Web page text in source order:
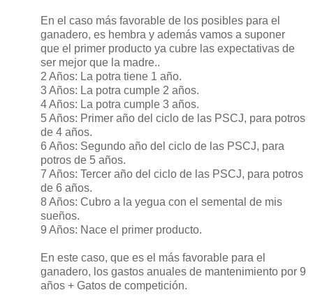
En el caso más favorable de los posibles para el
ganadero, es hembra y además vamos a suponer
que el primer producto ya cubre las expectativas de
ser mejor que la madre..
2 Años: La potra tiene 1 año.
3 Años: La potra cumple 2 años.
4 Años: La potra cumple 3 años.
5 Años: Primer año del ciclo de las PSCJ, para potros
de 4 años.
6 Años: Segundo año del ciclo de las PSCJ, para
potros de 5 años.
7 Años: Tercer año del ciclo de las PSCJ, para potros
de 6 años.
8 Años: Cubro a la yegua con el semental de mis
sueños.
9 Años: Nace el primer producto.
En este caso, que es el más favorable para el
ganadero, los gastos anuales de mantenimiento por 9
años + Gatos de competición.